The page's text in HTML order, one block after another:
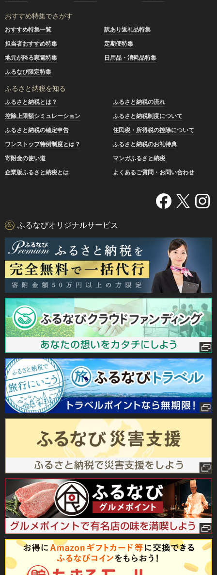
おすすめ特集でさがす
おすすめ特集一覧
訳あり返礼品特集
担当者おすすめ特集
定期便特集
地元が誇る家電特集
日用品・消耗品特集
ふるなび限定特集
ふるさと納税を知る
ふるさと納税とは？
ふるさと納税の流れ
控除上限額シミュレーション
ふるさと納税制度について
ふるさと納税の確定申告
住民税・所得税の控除について
ワンストップ特例制度とは？
ふるさと納税のお礼特典
寄附金の使い道
マンガふるさと納税
企業版ふるさと納税とは
よくあるご質問・お問い合わせ
ふるなびオリジナルサービス